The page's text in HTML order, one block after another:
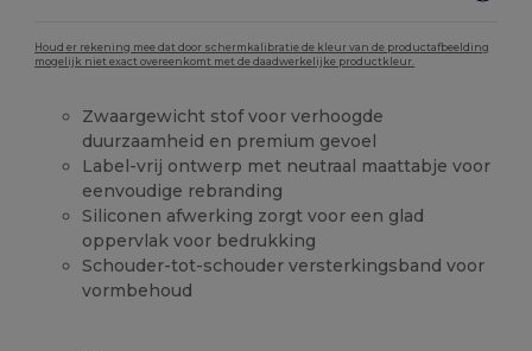
Houd er rekening mee dat door schermkalibratie de kleur van de productafbeelding
mogelijk niet exact overeenkomt met de daadwerkelijke productkleur.
Zwaargewicht stof voor verhoogde
duurzaamheid en premium gevoel
Label-vrij ontwerp met neutraal maattabje voor
eenvoudige rebranding
Siliconen afwerking zorgt voor een glad
oppervlak voor bedrukking
Schouder-tot-schouder versterkingsband voor
vormbehoud